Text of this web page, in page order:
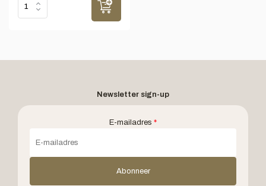
Newsletter sign-up
E-mailadres *
Abonneer